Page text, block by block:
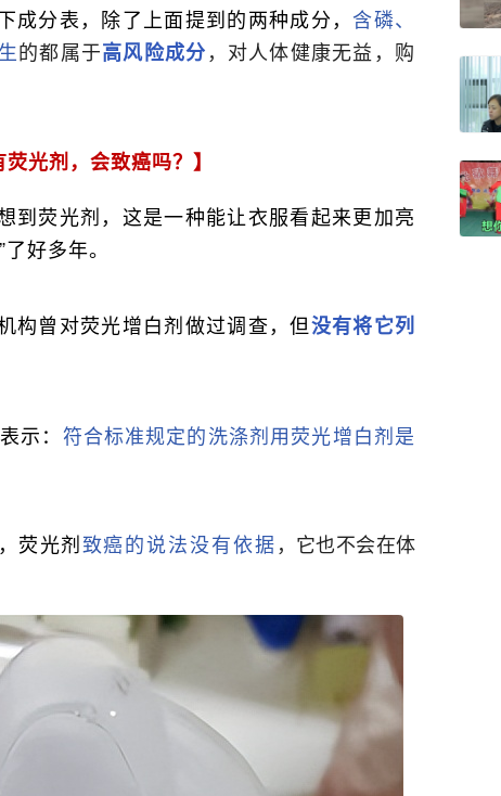
成分表，除了上面提到的两种成分，含磷、
的都属于高风险成分，对人体健康无益，购
光剂，会致癌吗？】
到荧光剂，这是一种能让衣服看起来更加亮
好多年。
构曾对荧光增白剂做过调查，但没有将它列
示： 符合标准规定的洗涤剂用荧光增白剂是
荧光剂致癌的说法没有依据，它也不会在体